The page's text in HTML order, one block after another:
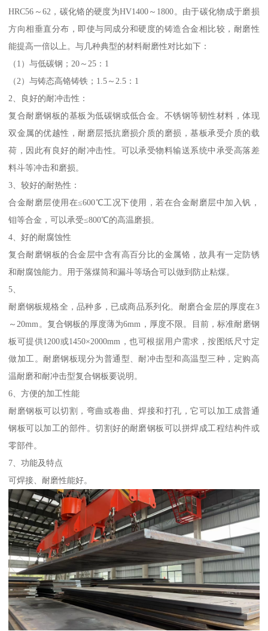
HRC56～62，碳化铬的硬度为HV1400～1800。由于碳化物成于磨损
方向相垂直分布，即使与同成分和硬度的铸造合金相比较，耐磨性
能提高一倍以上。与几种典型的材料耐磨性对比如下：
（1）与低碳钢；20～25：1
（2）与铸态高铬铸铁；1.5～2.5：1
2、良好的耐冲击性：
复合耐磨钢板的基板为低碳钢或低合金。不锈钢等韧性材料，体现
双金属的优越性，耐磨层抵抗磨损介质的磨损，基板承受介质的载
荷，因此有良好的耐冲击性。可以承受物料输送系统中承受高落差
料斗等冲击和磨损。
3、较好的耐热性：
合金耐磨层使用在≤600℃工况下使用，若在合金耐磨层中加入钒，
钼等合金，可以承受≤800℃的高温磨损。
4、好的耐腐蚀性
复合耐磨钢板的合金层中含有高百分比的金属铬，故具有一定防锈
和耐腐蚀能力。用于落煤筒和漏斗等场合可以做到防止粘煤。
5、
耐磨钢板规格全，品种多，已成商品系列化。耐磨合金层的厚度在3
～20mm。复合钢板的厚度薄为6mm，厚度不限。目前，标准耐磨钢
板可提供1200或1450×2000mm，也可根据用户需求，按图纸尺寸定
做加工。耐磨钢板现分为普通型、耐冲击型和高温型三种，定购高
温耐磨和耐冲击型复合钢板要说明。
6、方便的加工性能
耐磨钢板可以切割，弯曲或卷曲、焊接和打孔，它可以加工成普通
钢板可以加工的部件。切割好的耐磨钢板可以拼焊成工程结构件或
零部件。
7、功能及特点
可焊接、耐磨性能好。